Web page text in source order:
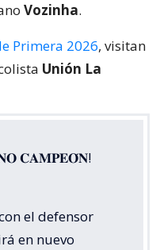
Vozinha.
Primera 2026, visitan
Unión La
𝐂𝐀𝐌𝐏𝐄𝐎́𝐍!
el defensor
en nuevo